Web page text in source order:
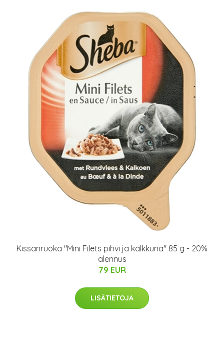
Kissanruoka "Mini Filets pihvi ja kalkkuna" 85 g - 20%
alennus
79 EUR
LISÄTIETOJA